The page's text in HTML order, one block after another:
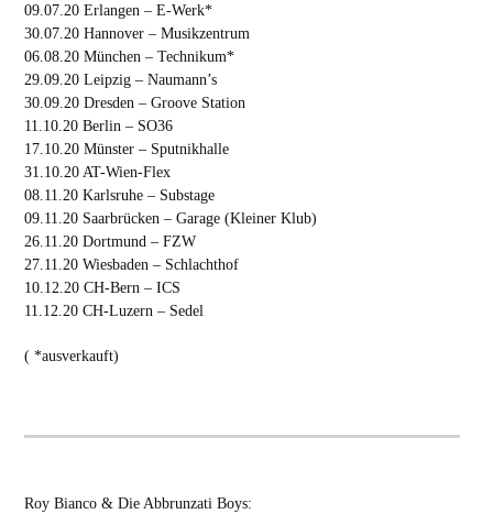
09.07.20 Erlangen – E-Werk*
30.07.20 Hannover – Musikzentrum
06.08.20 München – Technikum*
29.09.20 Leipzig – Naumann’s
30.09.20 Dresden – Groove Station
11.10.20 Berlin – SO36
17.10.20 Münster – Sputnikhalle
31.10.20 AT-Wien-Flex
08.11.20 Karlsruhe – Substage
09.11.20 Saarbrücken – Garage (Kleiner Klub)
26.11.20 Dortmund – FZW
27.11.20 Wiesbaden – Schlachthof
10.12.20 CH-Bern – ICS
11.12.20 CH-Luzern – Sedel
( *ausverkauft)
Roy Bianco & Die Abbrunzati Boys: